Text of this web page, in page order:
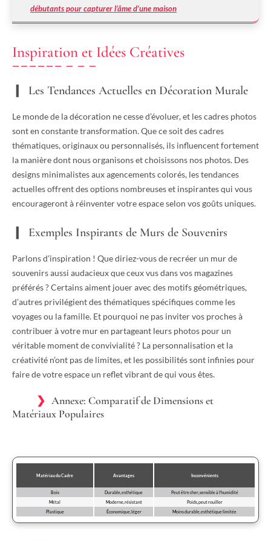
débutants pour capturer l’âme d’une maison
Inspiration et Idées Créatives
Les Tendances Actuelles en Décoration Murale
Le monde de la décoration ne cesse d’évoluer, et les cadres photos
sont en constante transformation. Que ce soit des cadres
thématiques, originaux ou personnalisés, ils influencent fortement
la manière dont nous organisons et choisissons nos photos. Des
designs minimalistes aux agencements colorés, les tendances
actuelles offrent des options nombreuses et inspirantes qui vous
encourageront à réinventer votre espace selon vos goûts uniques.
Exemples Inspirants de Murs de Souvenirs
Parlons d’inspiration ! Que diriez-vous de recréer un mur de
souvenirs aussi audacieux que ceux vus dans vos magazines
préférés ? Certains aiment jouer avec des motifs géométriques,
d’autres privilégient des thématiques spécifiques comme les
voyages ou la famille. Et pourquoi ne pas inviter vos proches à
contribuer à votre mur en partageant leurs photos pour un
véritable moment de convivialité ? La personnalisation et la
créativité n’ont pas de limites, et les possibilités sont infinies pour
faire de votre espace un reflet vibrant de qui vous êtes.
Annexe: Comparatif de Dimensions et
Matériaux Populaires
Matériau du Cadre Avantages Inconvénients
Bois Durable, esthétique
Peut être cher, sensible à l’humidité
Métal
Moderne, résistant
Poids, peut rouiller
Plastique
Économique, léger Moins durable, esthétique limitée